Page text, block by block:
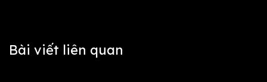
Bài viết liên quan